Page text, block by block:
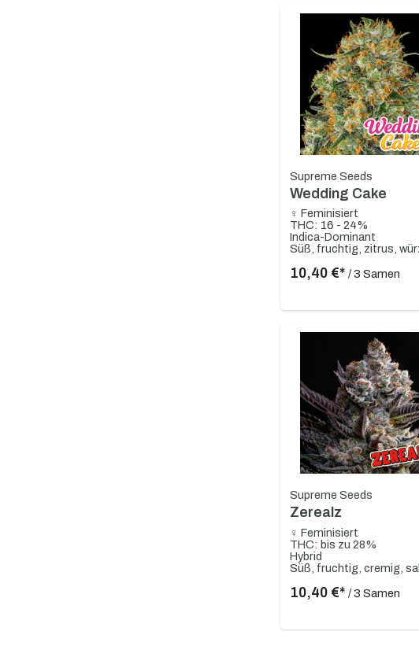
Supreme Seeds
Wedding Cake
♀ Feminisiert
THC: 16 - 24%
Indica-Dominant
10,40 €* / 3 Samen
Supreme Seeds
Zerealz
♀ Feminisiert
THC: bis zu 28%
Hybrid
10,40 €* / 3 Samen